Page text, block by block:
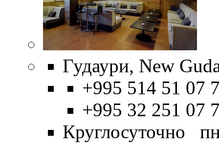
Гудаури, New
+995 514 51 07
+995 32 251 07
Круглосуточно